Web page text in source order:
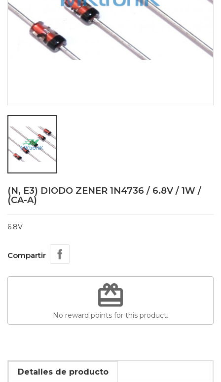
(N, E3) DIODO ZENER 1N4736 / 6.8V / 1W /
(CA-A)
6.8V
Compartir
redeem
No reward points for this product.
Detalles de producto